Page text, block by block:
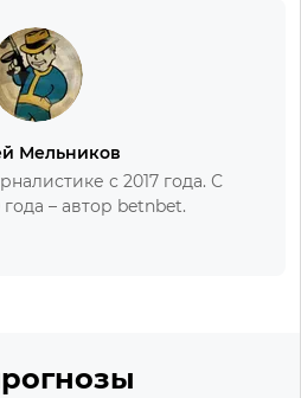
Мельников
с 2017 года. С
– автор betnbet.